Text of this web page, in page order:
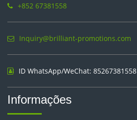
+852 67381558
Inquiry@brilliant-promotions.com
ID WhatsApp/WeChat: 85267381558
Informações